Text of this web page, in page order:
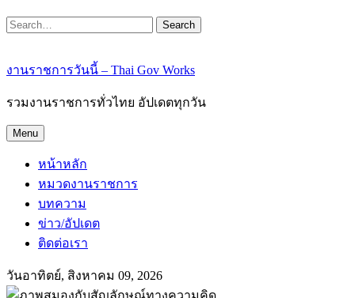
Search
งานราชการวันนี้ – Thai Gov Works
รวมงานราชการทั่วไทย อัปเดตทุกวัน
Menu
หน้าหลัก
หมวดงานราชการ
บทความ
ข่าว/อัปเดต
ติดต่อเรา
วันอาทิตย์, สิงหาคม 09, 2026